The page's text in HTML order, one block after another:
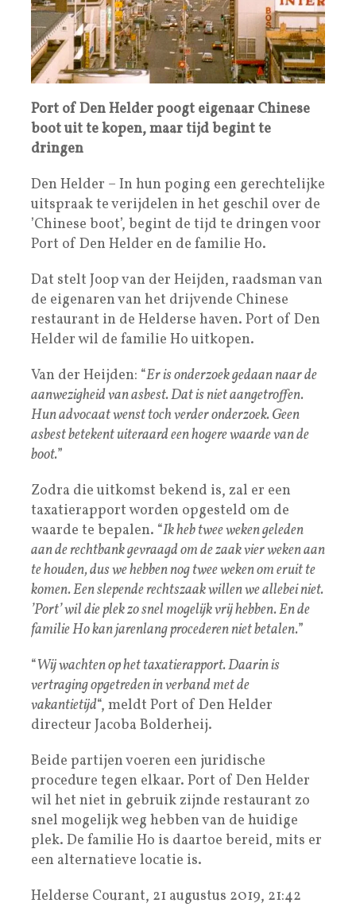
Port of Den Helder poogt eigenaar Chinese
boot uit te kopen, maar tijd begint te
dringen
Den Helder – In hun poging een gerechtelijke
uitspraak te verijdelen in het geschil over de
’Chinese boot’, begint de tijd te dringen voor
Port of Den Helder en de familie Ho.
Dat stelt Joop van der Heijden, raadsman van
de eigenaren van het drijvende Chinese
restaurant in de Helderse haven. Port of Den
Helder wil de familie Ho uitkopen.
Van der Heijden: “Er is onderzoek gedaan naar de
aanwezigheid van asbest. Dat is niet aangetroffen.
Hun advocaat wenst toch verder onderzoek. Geen
asbest betekent uiteraard een hogere waarde van de
boot.”
Zodra die uitkomst bekend is, zal er een
taxatierapport worden opgesteld om de
waarde te bepalen. “Ik heb twee weken geleden
aan de rechtbank gevraagd om de zaak vier weken aan
te houden, dus we hebben nog twee weken om eruit te
komen. Een slepende rechtszaak willen we allebei niet.
’Port’ wil die plek zo snel mogelijk vrij hebben. En de
familie Ho kan jarenlang procederen niet betalen.”
“Wij wachten op het taxatierapport. Daarin is
vertraging opgetreden in verband met de
vakantietijd“, meldt Port of Den Helder
directeur Jacoba Bolderheij.
Beide partijen voeren een juridische
procedure tegen elkaar. Port of Den Helder
wil het niet in gebruik zijnde restaurant zo
snel mogelijk weg hebben van de huidige
plek. De familie Ho is daartoe bereid, mits er
een alternatieve locatie is.
Helderse Courant, 21 augustus 2019, 21:42